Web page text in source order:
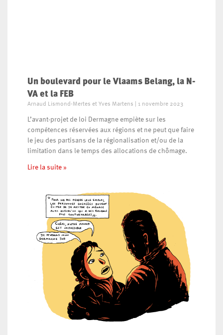
Un boulevard pour le Vlaams Belang, la N-
VA et la FEB
Arnaud Lismond-Mertes et Yves Martens 1 novembre 2023
L’avant-projet de loi Dermagne empiète sur les
compétences réservées aux régions et ne peut que faire
le jeu des partisans de la régionalisation et/ou de la
limitation dans le temps des allocations de chômage.
Lire la suite »